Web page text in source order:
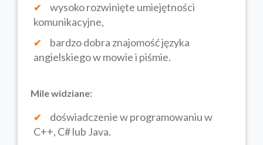
wysoko rozwinięte umiejętności
komunikacyjne,
bardzo dobra znajomość języka
angielskiego w mowie i piśmie.
Mile widziane:
doświadczenie w programowaniu w
C++, C# lub Java.